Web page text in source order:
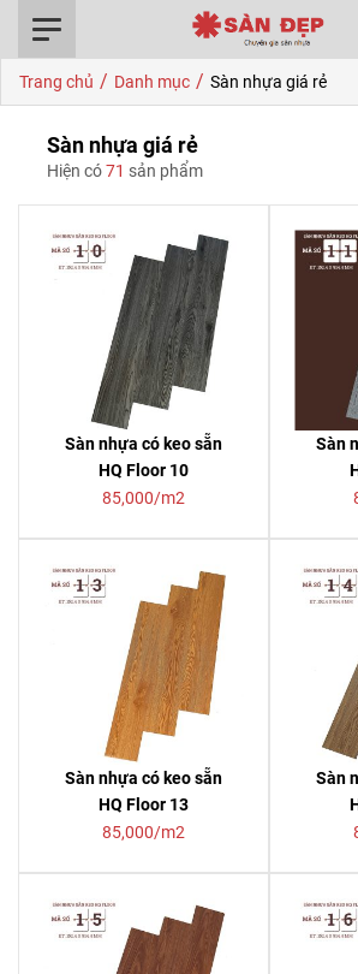
Trang chủ / Danh mục / Sàn nhựa giá rẻ
Sàn nhựa giá rẻ
Hiện có71 sản phẩm
Sàn nhựa có keo sẵn
HQ Floor 10
85,000/m2
Sàn
Sàn nhựa có keo sẵn
HQ Floor 13
85,000/m2
Sàn